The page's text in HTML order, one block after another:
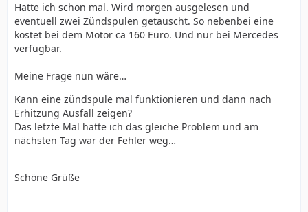
Hatte ich schon mal. Wird morgen ausgelesen und
eventuell zwei Zündspulen getauscht. So nebenbei eine
kostet bei dem Motor ca 160 Euro. Und nur bei Mercedes
verfügbar.
Meine Frage nun wäre…
Kann eine zündspule mal funktionieren und dann nach
Erhitzung Ausfall zeigen?
Das letzte Mal hatte ich das gleiche Problem und am
nächsten Tag war der Fehler weg…
Schöne Grüße